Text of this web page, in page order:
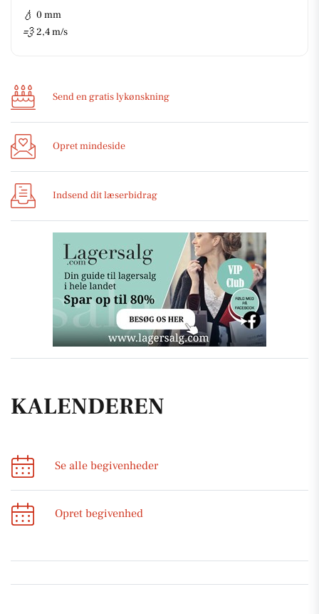
💧 0 mm
💨 2,4 m/s
Send en gratis lykønskning
Opret mindeside
Indsend dit læserbidrag
KALENDEREN
Se alle begivenheder
Opret begivenhed